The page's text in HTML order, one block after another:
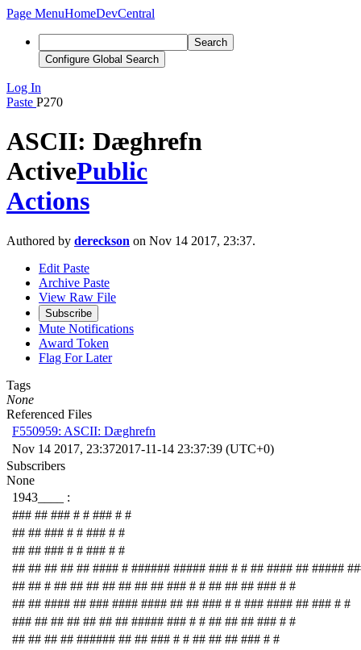
Page MenuHomeDevCentral
Search
Configure Global Search
Log In
Paste P270
ASCII: Dæghrefn
ActivePublic
Actions
Authored by dereckson on Nov 14 2017, 23:37.
Edit Paste
Archive Paste
View Raw File
Subscribe
Mute Notifications
Award Token
Flag For Later
Tags
None
Referenced Files
F550959: ASCII: Dæghrefn
Nov 14 2017, 23:372017-11-14 23:37:39 (UTC+0)
Subscribers
None
1943____ :
### ## ### # # ### # #
## ## ### # # ### # #
## ## ### # # ### # #
## ## ## ## ## #### # ###### ##### ### # # ## #### ## #####
## ## # ## ## ## ## ## ## ## ### # # ## ## ## ### # #
## ## #### ## ### #### #### ## ## ### # # ### #### ## ### # #
### ## ## ## ## ## ## ##### ### # # ## ## ## ### # #
## ## ## ## ###### ## ## ### # # ## ## ## ### # #